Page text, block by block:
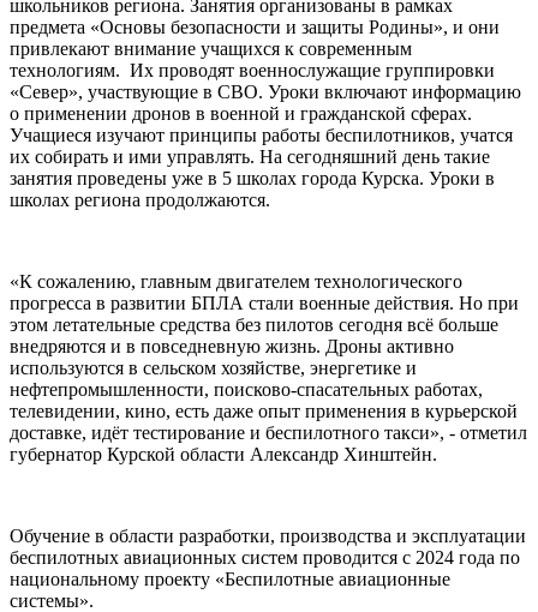
школьников региона. Занятия организованы в рамках
предмета «Основы безопасности и защиты Родины», и они
привлекают внимание учащихся к современным
технологиям. Их проводят военнослужащие группировки
«Север», участвующие в СВО. Уроки включают информацию
о применении дронов в военной и гражданской сферах.
Учащиеся изучают принципы работы беспилотников, учатся
их собирать и ими управлять. На сегодняшний день такие
занятия проведены уже в 5 школах города Курска. Уроки в
школах региона продолжаются.
«К сожалению, главным двигателем технологического
прогресса в развитии БПЛА стали военные действия. Но при
этом летательные средства без пилотов сегодня всё больше
внедряются и в повседневную жизнь. Дроны активно
используются в сельском хозяйстве, энергетике и
нефтепромышленности, поисково-спасательных работах,
телевидении, кино, есть даже опыт применения в курьерской
доставке, идёт тестирование и беспилотного такси», - отметил
губернатор Курской области Александр Хинштейн.
Обучение в области разработки, производства и эксплуатации
беспилотных авиационных систем проводится с 2024 года по
национальному проекту «Беспилотные авиационные
системы».